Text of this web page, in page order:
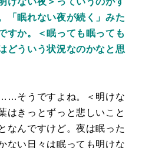
「眠れない夜が続く」みた
すか。＜眠っても眠っても
どういう状況なのかなと思
そうですよね。＜明けな
はきっとずっと悲しいこと
なんですけど。夜は眠った
ない日々は眠っても明けな